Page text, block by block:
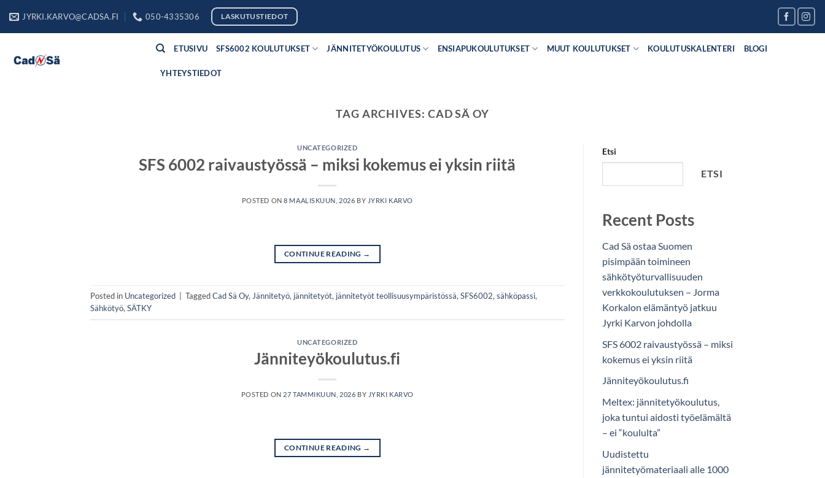
JYRKI.KARVO@CADSA.FI 050-4335306 LASKUTUSTIEDOT
ETUSIVU SFS6002 KOULUTUKSET JÄNNITETYÖKOULUTUS ENSIAPUKOULUTUKSET MUUT KOULUTUKSET KOULUTUSKALENTERI BLOGI
YHTEYSTIEDOT
TAG ARCHIVES: CAD SÄ OY
UNCATEGORIZED
SFS 6002 raivaustyössä – miksi kokemus ei yksin riitä
POSTED ON8 MAALISKUUN, 2026 BY JYRKI KARVO
CONTINUE READING →
Posted in Uncategorized TaggedCad Sä Oy, Jännitetyö, jännitetyöt, jännitetyöt teollisuusympäristössä, SFS6002, sähköpassi,
Sähkötyö, SÄTKY
UNCATEGORIZED
Jänniteyökoulutus.fi
POSTED ON 27 TAMMIKUUN, 2026 BY JYRKI KARVO
CONTINUE READING →
Etsi
ETSI
Recent Posts
Cad Sä ostaa Suomen
pisimpään toimineen
sähkötyöturvallisuuden
verkkokoulutuksen – Jorma
Korkalon elämäntyö jatkuu
Jyrki Karvon johdolla
SFS 6002 raivaustyössä – miksi
kokemus ei yksin riitä
Jänniteyökoulutus.fi
Meltex: jännitetyökoulutus,
joka tuntui aidosti työelämältä
– ei “koululta”
Uudistettu
jännitetyömateriaali alle 1000